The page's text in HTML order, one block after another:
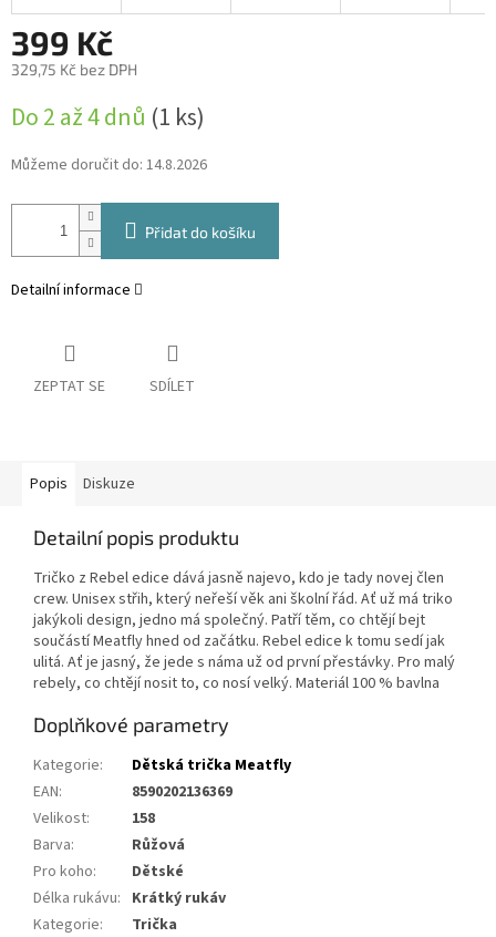
399 Kč
329,75 Kč bez DPH
cena:
Do 2 až 4 dnů (1 ks)
Můžeme doručit do: 14.8.2026
Přidat do košíku
Detailní informace
ZEPTAT SE SDÍLET
Popis Diskuze
Detailní popis produktu
Tričko z Rebel edice dává jasně najevo, kdo je tady novej člen
crew. Unisex střih, který neřeší věk ani školní řád. Ať už má triko
jakýkoli design, jedno má společný. Patří těm, co chtějí bejt
součástí Meatfly hned od začátku. Rebel edice k tomu sedí jak
ulitá. Ať je jasný, že jede s náma už od první přestávky. Pro malý
rebely, co chtějí nosit to, co nosí velký. Materiál 100 % bavlna
Doplňkové parametry
Kategorie:
Dětská trička Meatfly
EAN:
8590202136369
Velikost:
158
Barva:
Růžová
Pro koho:
Dětské
Délka rukávu: Krátký rukáv
Kategorie:
Trička